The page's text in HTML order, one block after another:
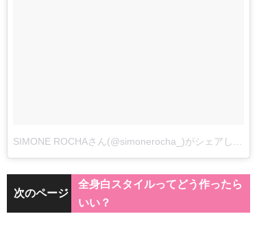
次のページ
全身白スタイルってどう作ったら
いい？